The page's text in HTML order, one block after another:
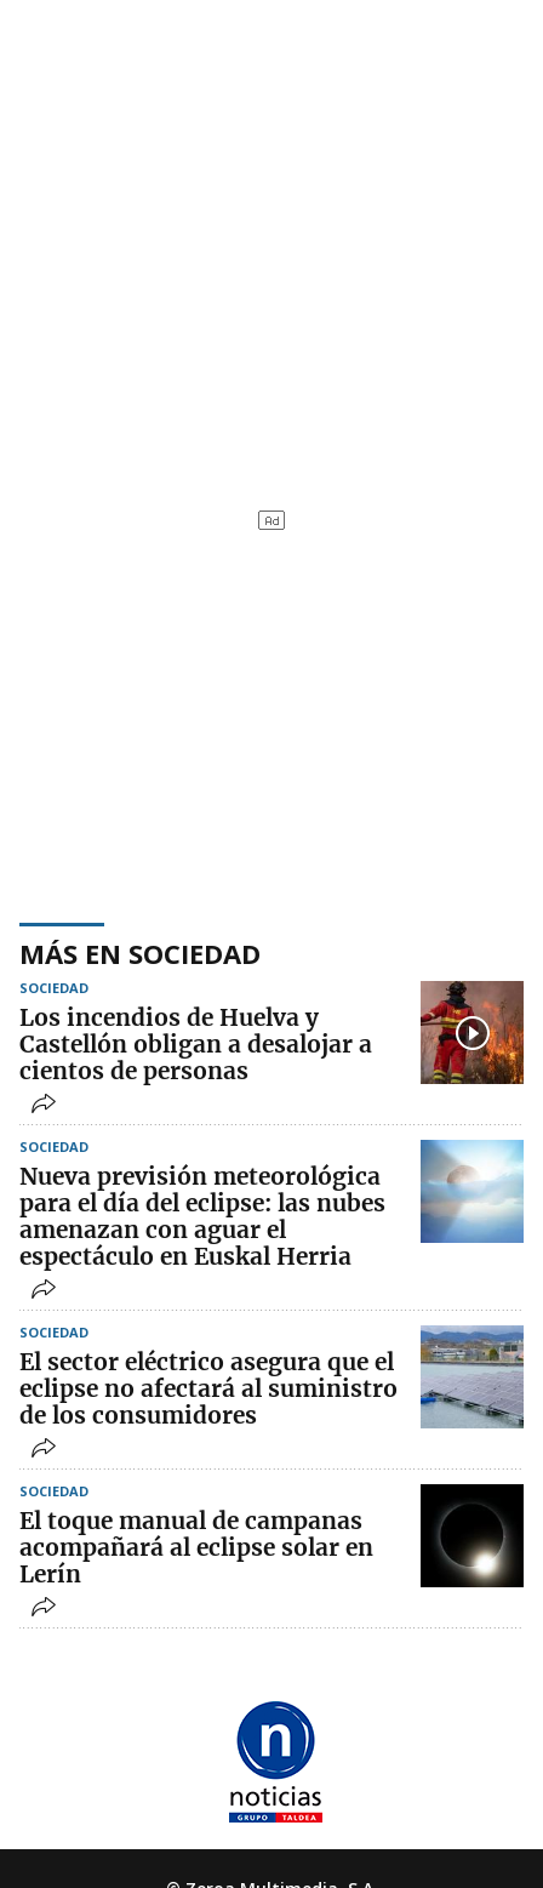
MÁS EN SOCIEDAD
SOCIEDAD
Los incendios de Huelva y
Castellón obligan a desalojar a
cientos de personas
SOCIEDAD
Nueva previsión meteorológica
para el día del eclipse: las nubes
amenazan con aguar el
espectáculo en Euskal Herria
SOCIEDAD
El sector eléctrico asegura que el
eclipse no afectará al suministro
de los consumidores
SOCIEDAD
El toque manual de campanas
acompañará al eclipse solar en
Lerín